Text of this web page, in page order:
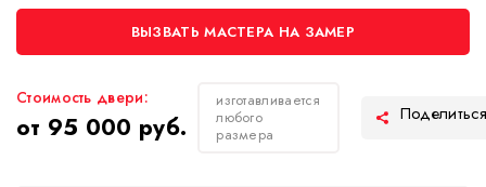
ВЫЗВАТЬ МАСТЕРА НА ЗАМЕР
Стоимость двери:
от 95 000 руб.
изготавливается
любого
размера